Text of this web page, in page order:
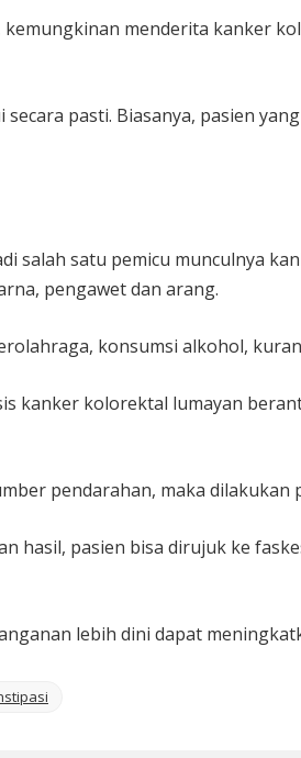
menderita kanker
pasti. Biasanya, pasien
salah satu pemicu munculnya
pengawet dan arang.
konsumsi alkohol,
kanker kolorektal lumayan
pendarahan, maka
hasil, pasien bisa dirujuk ke
lebih dini dapat